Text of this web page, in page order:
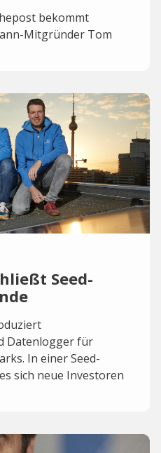
bekommt
Mitgründer Tom
Seed-
Datenlogger für
In einer Seed-
sich neue Investoren